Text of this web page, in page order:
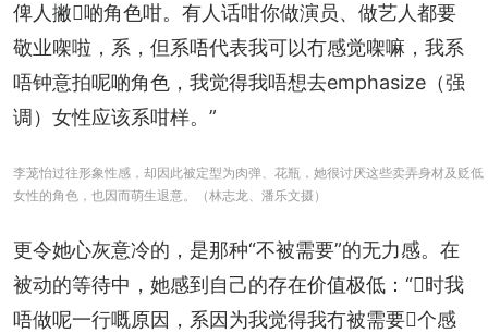
俾人撇𠮶啲角色咁。有人话咁你做演员、做艺人都要
敬业㗎啦，系，但系唔代表我可以冇感觉㗎嘛，我系
唔钟意拍呢啲角色，我觉得我唔想去emphasize（强
调）女性应该系咁样。”
李茏怡过往形象性感，却因此被定型为肉弹、花瓶，她很讨厌这些卖弄身材及贬低
女性的角色，也因而萌生退意。（林志龙、潘乐文摄）
更令她心灰意冷的，是那种“不被需要”的无力感。在
被动的等待中，她感到自己的存在价值极低：“𠮶时我
唔做呢一行嘅原因，系因为我觉得我冇被需要𠮶个感